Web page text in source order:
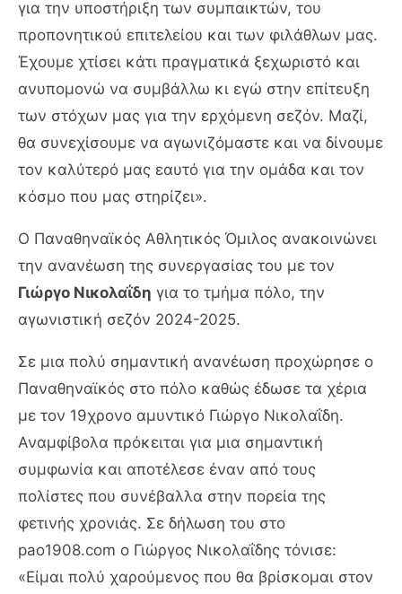
για την υποστήριξη των συμπαικτών, του
προπονητικού επιτελείου και των φιλάθλων μας.
Έχουμε χτίσει κάτι πραγματικά ξεχωριστό και
ανυπομονώ να συμβάλλω κι εγώ στην επίτευξη
των στόχων μας για την ερχόμενη σεζόν. Μαζί,
θα συνεχίσουμε να αγωνιζόμαστε και να δίνουμε
τον καλύτερό μας εαυτό για την ομάδα και τον
κόσμο που μας στηρίζει».
Ο Παναθηναϊκός Αθλητικός Όμιλος ανακοινώνει
την ανανέωση της συνεργασίας του με τον
Γιώργο Νικολαΐδη για το τμήμα πόλο, την
αγωνιστική σεζόν 2024-2025.
Σε μια πολύ σημαντική ανανέωση προχώρησε ο
Παναθηναϊκός στο πόλο καθώς έδωσε τα χέρια
με τον 19χρονο αμυντικό Γιώργο Νικολαΐδη.
Αναμφίβολα πρόκειται για μια σημαντική
συμφωνία και αποτέλεσε έναν από τους
πολίστες που συνέβαλλα στην πορεία της
φετινής χρονιάς. Σε δήλωση του στο
pao1908.com ο Γιώργος Νικολαΐδης τόνισε:
«Είμαι πολύ χαρούμενος που θα βρίσκομαι στον